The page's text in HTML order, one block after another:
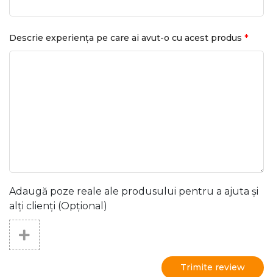
Descrie experiența pe care ai avut-o cu acest produs *
Adaugă poze reale ale produsului pentru a ajuta și
alți clienți (Opțional)
Trimite review